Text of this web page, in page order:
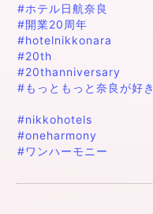
#ホテル日航奈良
#開業20周年
#hotelnikkonara
#20th
#20thanniversary
#もっともっと奈良が好き
#nikkohotels
#oneharmony
#ワンハーモニー